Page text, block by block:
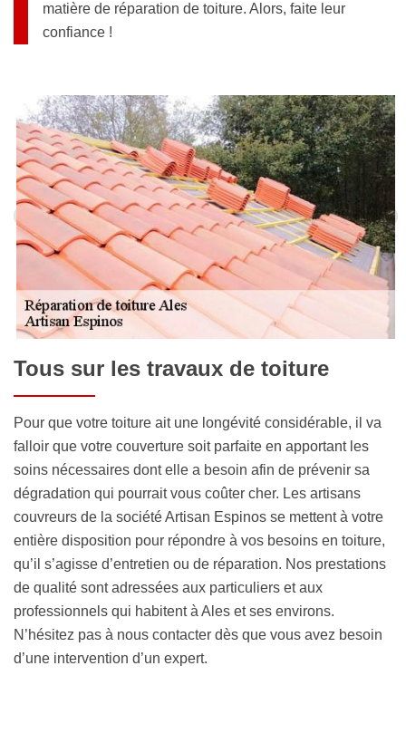
matière de réparation de toiture. Alors, faite leur
confiance !
Tous sur les travaux de toiture
Pour que votre toiture ait une longévité considérable, il va
falloir que votre couverture soit parfaite en apportant les
soins nécessaires dont elle a besoin afin de prévenir sa
dégradation qui pourrait vous coûter cher. Les artisans
couvreurs de la société Artisan Espinos se mettent à votre
entière disposition pour répondre à vos besoins en toiture,
qu’il s’agisse d’entretien ou de réparation. Nos prestations
de qualité sont adressées aux particuliers et aux
professionnels qui habitent à Ales et ses environs.
N’hésitez pas à nous contacter dès que vous avez besoin
d’une intervention d’un expert.